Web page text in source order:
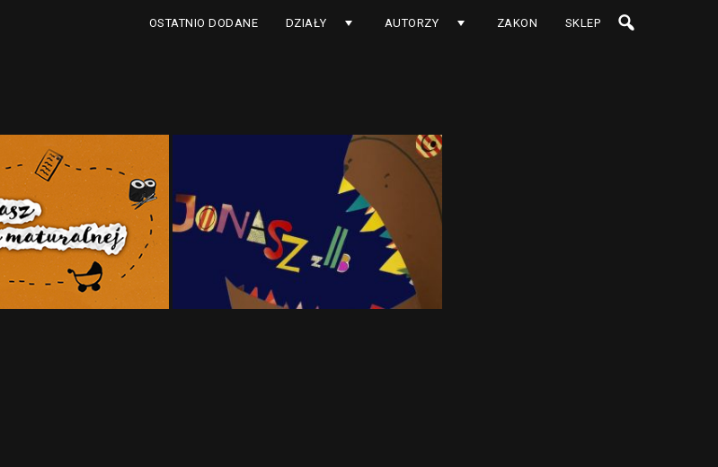
OSTATNIO DODANE DZIAŁY AUTORZY ZAKON SKLEP